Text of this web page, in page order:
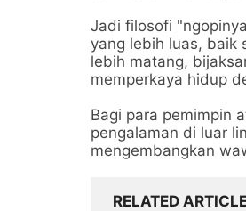
Jadi filosofi
yang lebih luas, baik
lebih matang,
memperkaya hidup
Bagi para pemimpin
pengalaman di luar
mengembangkan
RELATED